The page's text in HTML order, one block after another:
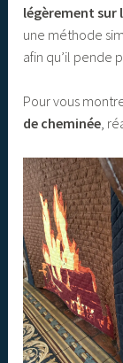
légèrement sur
une méthode
afin qu’il pende
Pour vous
de cheminée,